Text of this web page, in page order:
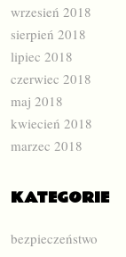
wrzesień 2018
sierpień 2018
lipiec 2018
czerwiec 2018
maj 2018
kwiecień 2018
marzec 2018
KATEGORIE
bezpieczeństwo